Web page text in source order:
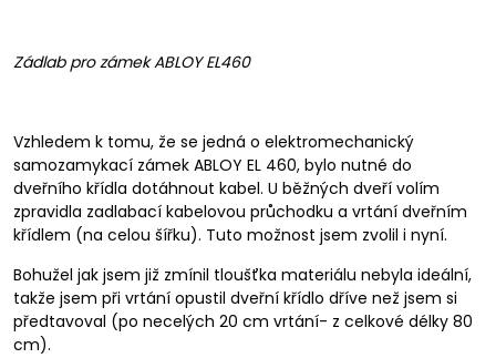
Zádlab pro zámek ABLOY EL460
Vzhledem k tomu, že se jedná o elektromechanický
samozamykací zámek ABLOY EL 460, bylo nutné do
dveřního křídla dotáhnout kabel. U běžných dveří volím
zpravidla zadlabací kabelovou průchodku a vrtání dveřním
křídlem (na celou šířku). Tuto možnost jsem zvolil i nyní.
Bohužel jak jsem již zmínil tloušťka materiálu nebyla ideální,
takže jsem při vrtání opustil dveřní křídlo dříve než jsem si
předtavoval (po necelých 20 cm vrtání- z celkové délky 80
cm).